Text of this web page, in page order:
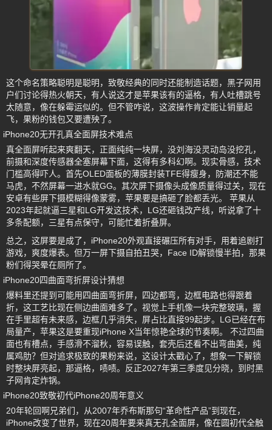
这个命名策略聪明是聪明，致敬经典的同时还能制造话题，黑子网用
户们讨论得热火朝天，有人说这才是苹果该有的逼格，有人吐槽跳号
太随意，像在躲霉运似的。但不管咋说，这波操作肯定能让销量起
飞，果粉的钱包又要遭殃了。
iPhone20无开孔真全面屏技术难点
真全面屏听起来爽翻天，正面纯纯一块屏，没刘海没灵动岛没挖孔，
前摄和深度传感器全塞屏幕下面，这得有多科幻啊。现实骨感，技术
门槛高得吓人。首先OLED面板的薄膜封装TFE得瘦身，防潮还不能
马虎，不然屏幕一进水就GG。其次屏下摄像头成像质量得过关，现在
安卓有些屏下摄模糊得像蒙雾，苹果要是搞砸了脸都丢光。 苹果从
2023年起就逼三星和LG开发这技术，LG还砸钱改产线，听说拿了十
多条配额，三星有点保守，可能忙着折叠屏。
总之，这屏要是成了，iPhone20外观直接碾压所有对手，用着追剧打
游戏，爽度爆表。但万一屏下摄自拍丑哭，Face ID解锁慢半拍，那果
粉们得哭晕在厕所了。
iPhone20四曲面弯折屏设计猜想
爆料里还提到可能用四曲面弯折屏，四边都弯，边框电路也得跟着
折，这工艺比现在侧边曲面难多了。视觉上手机像一块完整玻璃，握
在手里超有未来感，边框几乎消失，屏占比直接99起步。LG已经在布
局量产，苹果这是要重现iPhone X当年惊艳全球的节奏啊。 不过四曲
面也有槽点，手感滑不溜秋，容易误触，套壳后还看不出弯曲美，纯
属鸡肋？但对追求极致的果粉来说，这设计太戳心了，想象一下解锁
时整块屏亮起，那逼格，啧啧。反正2027年第三季度见分晓，到时黑
子网肯定炸锅。
iPhone20致敬初代iPhone20周年意义
20年轮回啊兄弟们，从2007年乔布斯那句“革命性产品”到现在，
iPhone改变了世界，现在20周年要来真无孔全面屏，像在圆初代全触